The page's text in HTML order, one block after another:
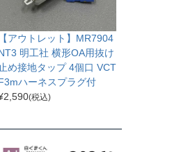
【アウトレット】MR7904
明工社 横形OA用抜け
止め接地タップ 4個口 VCT
ハーネスプラグ付
2,590(税込)